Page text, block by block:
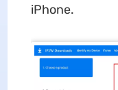
iPhone.